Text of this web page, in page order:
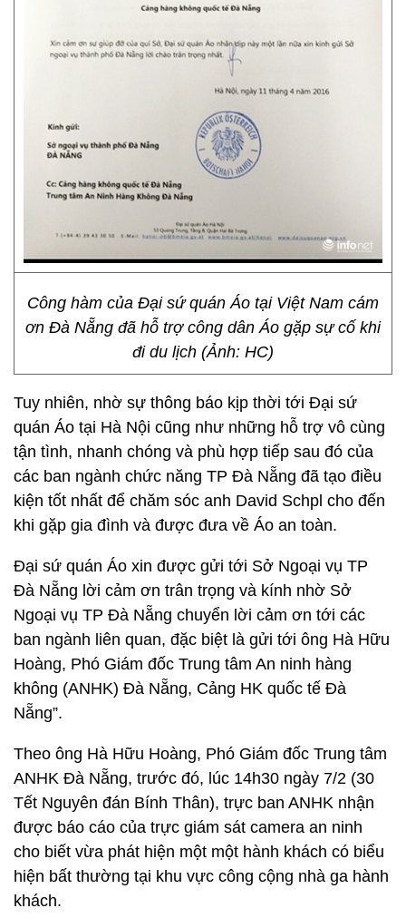
Công hàm của Đại sứ quán Áo tại Việt Nam cám
ơn Đà Nẵng đã hỗ trợ công dân Áo gặp sự cố khi
đi du lịch (Ảnh: HC)
Tuy nhiên, nhờ sự thông báo kịp thời tới Đại sứ
quán Áo tại Hà Nội cũng như những hỗ trợ vô cùng
tận tình, nhanh chóng và phù hợp tiếp sau đó của
các ban ngành chức năng TP Đà Nẵng đã tạo điều
kiện tốt nhất để chăm sóc anh David Schpl cho đến
khi gặp gia đình và được đưa về Áo an toàn.
Đại sứ quán Áo xin được gửi tới Sở Ngoại vụ TP
Đà Nẵng lời cảm ơn trân trọng và kính nhờ Sở
Ngoại vụ TP Đà Nẵng chuyển lời cảm ơn tới các
ban ngành liên quan, đặc biệt là gửi tới ông Hà Hữu
Hoàng, Phó Giám đốc Trung tâm An ninh hàng
không (ANHK) Đà Nẵng, Cảng HK quốc tế Đà
Nẵng”.
Theo ông Hà Hữu Hoàng, Phó Giám đốc Trung tâm
ANHK Đà Nẵng, trước đó, lúc 14h30 ngày 7/2 (30
Tết Nguyên đán Bính Thân), trực ban ANHK nhận
được báo cáo của trực giám sát camera an ninh
cho biết vừa phát hiện một một hành khách có biểu
hiện bất thường tại khu vực công cộng nhà ga hành
khách.